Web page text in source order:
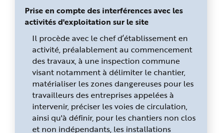
Prise en compte des interférences avec les
activités d'exploitation sur le site
Il procède avec le chef d’établissement en
activité, préalablement au commencement
des travaux, à une inspection commune
visant notamment à délimiter le chantier,
matérialiser les zones dangereuses pour les
travailleurs des entreprises appelées à
intervenir, préciser les voies de circulation,
ainsi qu'à définir, pour les chantiers non clos
et non indépendants, les installations